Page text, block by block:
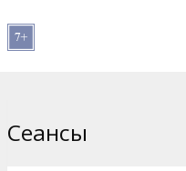
страха. Нет боли. Нет
ему мешает появившийся
Хан приходит с Дре в
Сеансы